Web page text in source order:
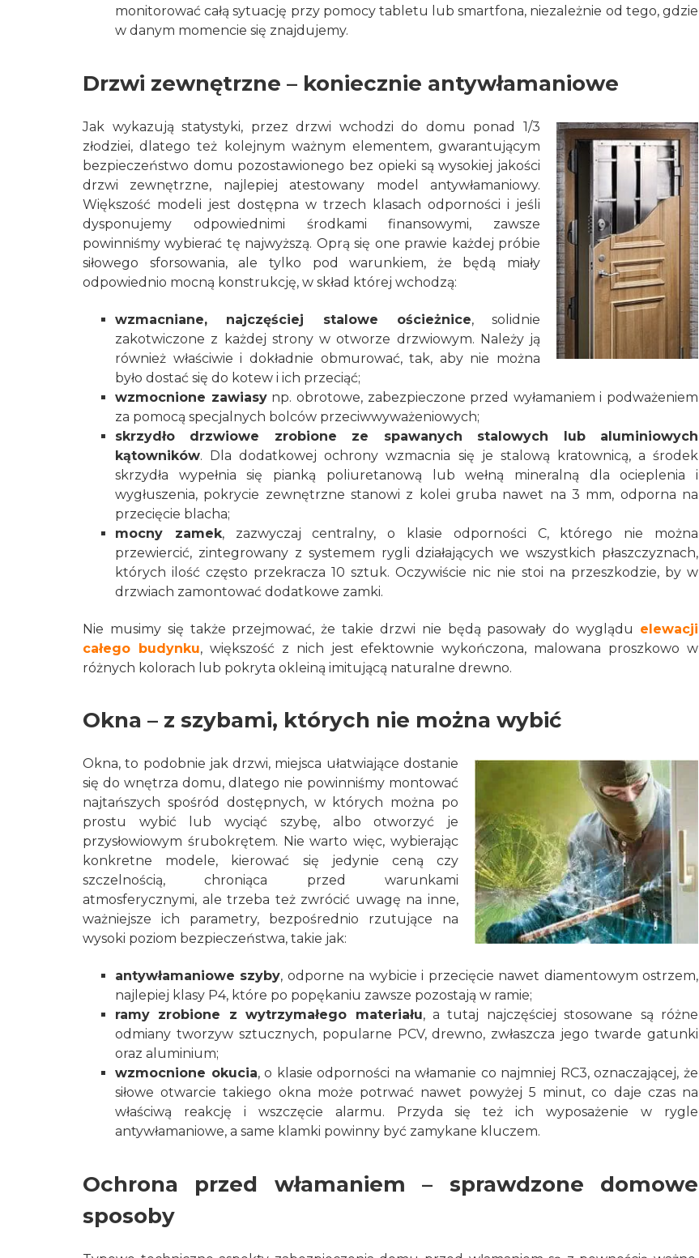
monitorować całą sytuację przy pomocy tabletu lub smartfona, niezależnie od tego, gdzie
w danym momencie się znajdujemy.
Drzwi zewnętrzne – koniecznie antywłamaniowe
Jak wykazują statystyki, przez drzwi wchodzi do domu ponad 1/3
złodziei, dlatego też kolejnym ważnym elementem, gwarantującym
bezpieczeństwo domu pozostawionego bez opieki są wysokiej jakości
drzwi zewnętrzne, najlepiej atestowany model antywłamaniowy.
Większość modeli jest dostępna w trzech klasach odporności i jeśli
dysponujemy odpowiednimi środkami finansowymi, zawsze
powinniśmy wybierać tę najwyższą. Oprą się one prawie każdej próbie
siłowego sforsowania, ale tylko pod warunkiem, że będą miały
odpowiednio mocną konstrukcję, w skład której wchodzą:
wzmacniane, najczęściej stalowe ościeżnice, solidnie
zakotwiczone z każdej strony w otworze drzwiowym. Należy ją
również właściwie i dokładnie obmurować, tak, aby nie można
było dostać się do kotew i ich przeciąć;
wzmocnione zawiasynp. obrotowe, zabezpieczone przed wyłamaniem i podważeniem
za pomocą specjalnych bolców przeciwwyważeniowych;
skrzydło drzwiowe zrobione ze spawanych stalowych lub aluminiowych
kątowników. Dla dodatkowej ochrony wzmacnia się je stalową kratownicą, a środek
skrzydła wypełnia się pianką poliuretanową lub wełną mineralną dla ocieplenia i
wygłuszenia, pokrycie zewnętrzne stanowi z kolei gruba nawet na 3 mm, odporna na
przecięcie blacha;
mocny zamek, zazwyczaj centralny, o klasie odporności C, którego nie można
przewiercić, zintegrowany z systemem rygli działających we wszystkich płaszczyznach,
których ilość często przekracza 10 sztuk. Oczywiście nic nie stoi na przeszkodzie, by w
drzwiach zamontować dodatkowe zamki.
Nie musimy się także przejmować, że takie drzwi nie będą pasowały do wyglądu elewacji
całego budynku, większość z nich jest efektownie wykończona, malowana proszkowo w
różnych kolorach lub pokryta okleiną imitującą naturalne drewno.
Okna – z szybami, których nie można wybić
Okna, to podobnie jak drzwi, miejsca ułatwiające dostanie
się do wnętrza domu, dlatego nie powinniśmy montować
najtańszych spośród dostępnych, w których można po
prostu wybić lub wyciąć szybę, albo otworzyć je
przysłowiowym śrubokrętem. Nie warto więc, wybierając
konkretne modele, kierować się jedynie ceną czy
szczelnością, chroniąca przed warunkami
atmosferycznymi, ale trzeba też zwrócić uwagę na inne,
ważniejsze ich parametry, bezpośrednio rzutujące na
wysoki poziom bezpieczeństwa, takie jak:
antywłamaniowe szyby, odporne na wybicie i przecięcie nawet diamentowym ostrzem,
najlepiej klasy P4, które po popękaniu zawsze pozostają w ramie;
ramy zrobione z wytrzymałego materiału, a tutaj najczęściej stosowane są różne
odmiany tworzyw sztucznych, popularne PCV, drewno, zwłaszcza jego twarde gatunki
oraz aluminium;
wzmocnione okucia, o klasie odporności na włamanie co najmniej RC3, oznaczającej, że
siłowe otwarcie takiego okna może potrwać nawet powyżej 5 minut, co daje czas na
właściwą reakcję i wszczęcie alarmu. Przyda się też ich wyposażenie w rygle
antywłamaniowe, a same klamki powinny być zamykane kluczem.
Ochrona przed włamaniem – sprawdzone domowe
sposoby